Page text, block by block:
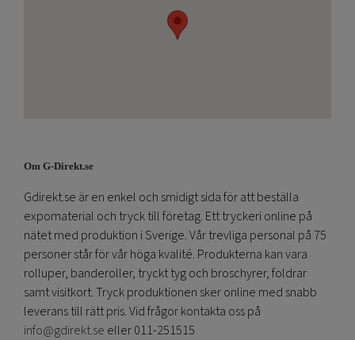
Om G-Direkt.se
Gdirekt.se är en enkel och smidigt sida för att beställa
expomaterial och tryck till företag. Ett tryckeri online på
nätet med produktion i Sverige. Vår trevliga personal på 75
personer står för vår höga kvalité. Produkterna kan vara
rolluper, banderoller, tryckt tyg och broschyrer, foldrar
samt visitkort. Tryck produktionen sker online med snabb
leverans till rätt pris. Vid frågor kontakta oss på
info@gdirekt.se eller 011-251515